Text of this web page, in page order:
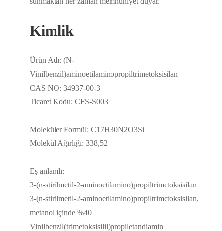
Kimlik
Ürün Adı: (N-
Vinilbenzil)aminoetilaminopropiltrimetoksisilan
CAS NO: 34937-00-3
Ticaret Kodu: CFS-S003
Moleküler Formül: C17H30N2O3Si
Molekül Ağırlığı: 338,52
Eş anlamlı:
3-(n-stirilmetil-2-aminoetilamino)propiltrimetoksisilan
3-(n-stirilmetil-2-aminoetilamino)propiltrimetoksisilan,
metanol içinde %40
Vinilbenzil(trimetoksisilil)propiletandiamin